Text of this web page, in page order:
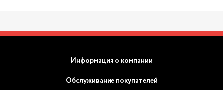
Информация о компании
Обслуживание покупателей